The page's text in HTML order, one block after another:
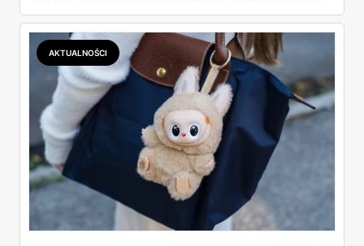
najszybciej rosnący sport w Polsce: kortów przybywa
lawinowo, a chętnych jeszcze szybciej. Sprawdziłam, co
dokładnie dostajemy za te pieniądze i komu taka rakieta
faktycznie wystarczy.
AKTUALNOŚCI